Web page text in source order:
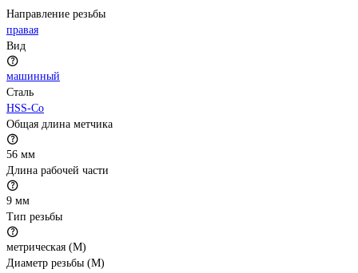
Направление резьбы
правая
Вид
машинный
Сталь
HSS-Co
Общая длина метчика
56 мм
Длина рабочей части
9 мм
Тип резьбы
метрическая (М)
Диаметр резьбы (М)